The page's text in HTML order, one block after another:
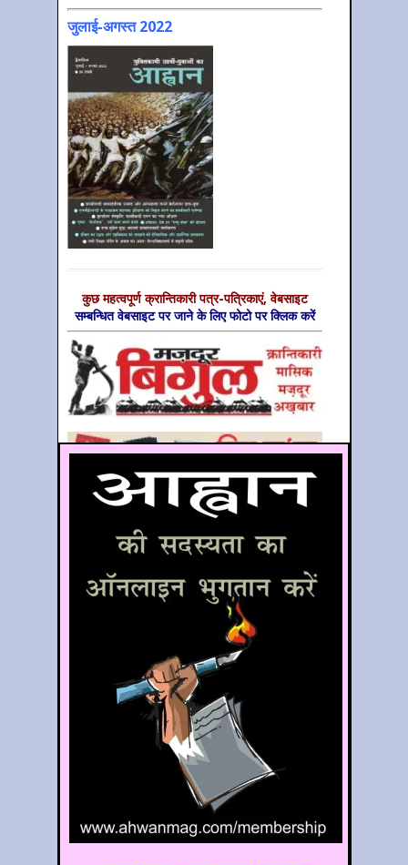
जुलाई-अगस्त 2022
कुछ महत्‍वपूर्ण क्रान्तिकारी पत्र-पत्रिकाएं, वेबसाइट
सम्‍बन्धित वेबसाइट पर जाने के लिए फोटो पर क्लिक करें